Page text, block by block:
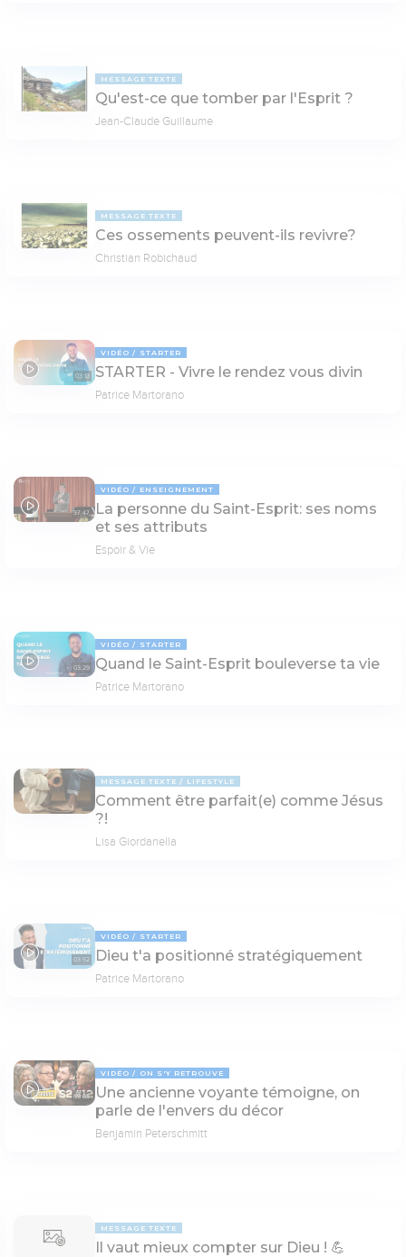
MESSAGE TEXTE
Qu'est-ce que tomber par l'Esprit ?
Jean-Claude Guillaume
MESSAGE TEXTE
Ces ossements peuvent-ils revivre?
Christian Robichaud
03:13
VIDÉO STARTER
STARTER - Vivre le rendez vous divin
Patrice Martorano
37:47
VIDÉO ENSEIGNEMENT
La personne du Saint-Esprit: ses noms
et ses attributs
Espoir & Vie
03:29
VIDÉO STARTER
Quand le Saint-Esprit bouleverse ta vie
Patrice Martorano
MESSAGE TEXTE LIFESTYLE
Comment être parfait(e) comme Jésus
?!
Lisa Giordanella
03:52
VIDÉO STARTER
Dieu t'a positionné stratégiquement
Patrice Martorano
69:03
VIDÉO ON S'Y RETROUVE
Une ancienne voyante témoigne, on
parle de l'envers du décor
Benjamin Peterschmitt
MESSAGE TEXTE
Il vaut mieux compter sur Dieu ! 💪